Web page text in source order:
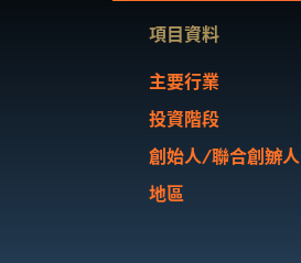
項目資料
主要行業
投資階段
創始人/聯合創辧人
地區